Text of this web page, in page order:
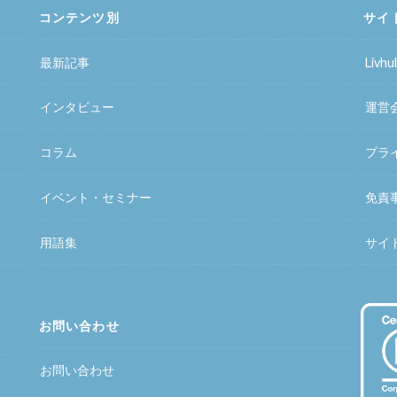
コンテンツ別
最新記事
インタビュー
コラム
イベント・セミナー
用語集
お問い合わせ
お問い合わせ
サイ
運営
プラ
免責
サイ